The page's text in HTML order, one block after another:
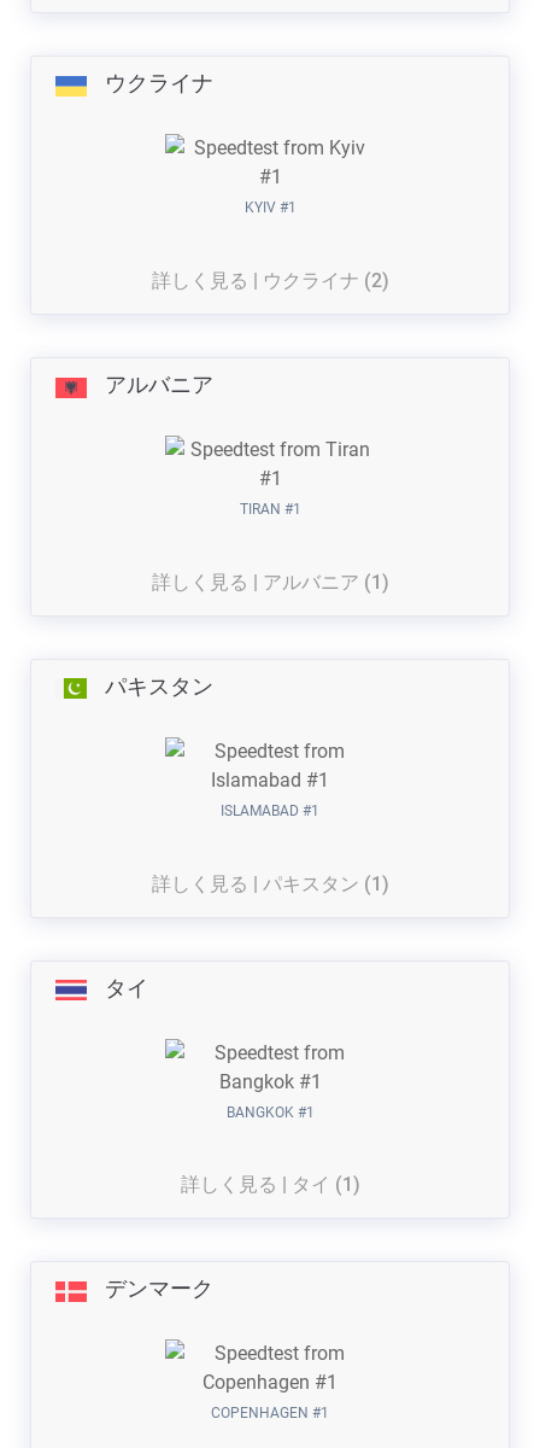
ウクライナ
KYIV #1
詳しく見る | ウクライナ (2)
アルバニア
TIRAN #1
詳しく見る | アルバニア (1)
パキスタン
ISLAMABAD #1
詳しく見る | パキスタン (1)
タイ
BANGKOK #1
詳しく見る | タイ (1)
デンマーク
COPENHAGEN #1